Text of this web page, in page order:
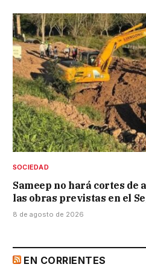
SOCIEDAD
Sameep no hará cortes de
las obras previstas en el
8 de agosto de 2026
EN CORRIENTES